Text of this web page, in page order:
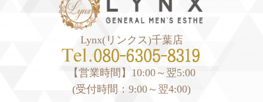
Lynx(リンクス)千葉店
【営業時間】10:00～翌5:00
(受付時間：9:00～翌4:00)